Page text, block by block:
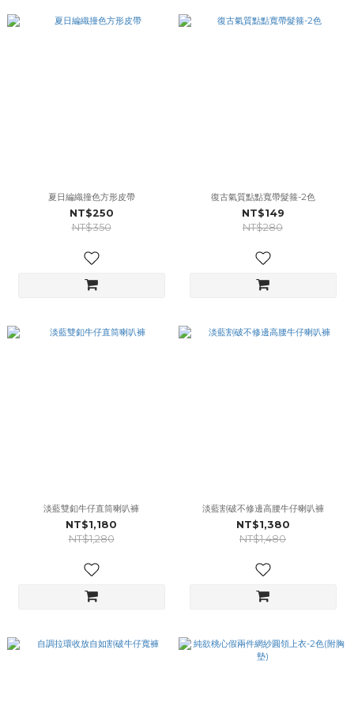
夏日編織撞色方形皮帶
NT$250
NT$350
復古氣質點點寬帶髮箍-2色
NT$149
NT$280
淡藍雙釦牛仔直筒喇叭褲
NT$1,180
NT$1,280
淡藍割破不修邊高腰牛仔喇叭褲
NT$1,380
NT$1,480